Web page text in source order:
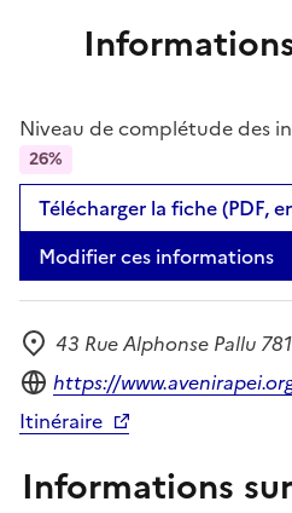
Niveau de complétude des
26%
Télécharger la fiche (PDF,
Modifier ces informations
Adresse
43 Rue Alphonse Pallu
Site internet
https://
Itinéraire
Informations